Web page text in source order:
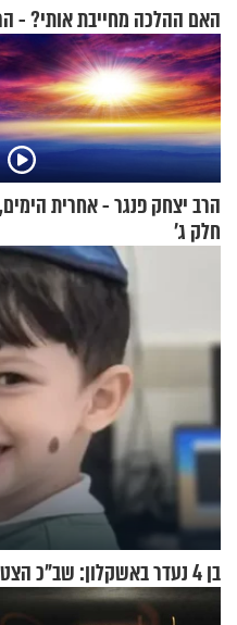
האם ההלכה מחייבת אותי? -
הרב יצחק פנגר - אחרית הימים,
חלק ג’
בן 4 נעדר באשקלון: שב"כ הצטרף למאמצי האיתור